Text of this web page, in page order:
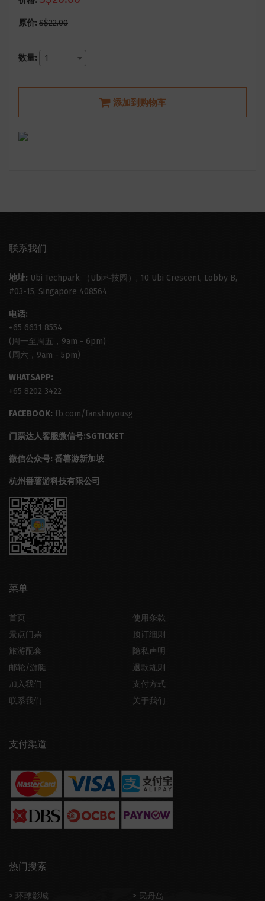
原价: S$22.00
数量: 1
添加到购物车
联系我们
地址: Ubi Techpark （Ubi科技园）, 10 Ubi Crescent, Lobby B,
#03-15, Singapore 408564
电话:
+65 6631 8554
(周一至周五，9am - 6pm)
(周六，9am - 5pm)
WHATSAPP:
+65 8202 3422
FACEBOOK: fb.com/fanshuyousg
门票达人客服微信号:SGTICKET
微信公众号: 番薯游新加坡
杭州番薯游科技有限公司
菜单
首页
使用条款
景点门票
预订细则
旅游配套
隐私声明
邮轮/游艇
退款规则
加入我们
支付方式
联系我们
关于我们
支付渠道
热门搜索
> 环球影城 > 民丹岛